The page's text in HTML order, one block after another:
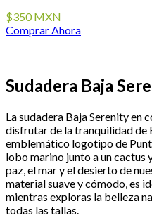
$350 MXN
Comprar Ahora
Sudadera Baja
La sudadera Baja Serenity en
disfrutar de la tranquilidad de
emblemático logotipo de
lobo marino junto a un cactus
paz, el mar y el desierto de
material suave y cómodo, es
mientras exploras la belleza
todas las tallas.